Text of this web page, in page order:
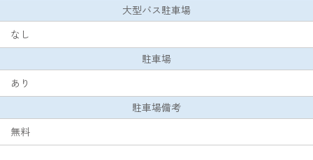
大型バス駐車場
なし
駐車場
あり
駐車場備考
無料